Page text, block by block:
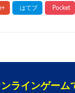
ラインゲーム